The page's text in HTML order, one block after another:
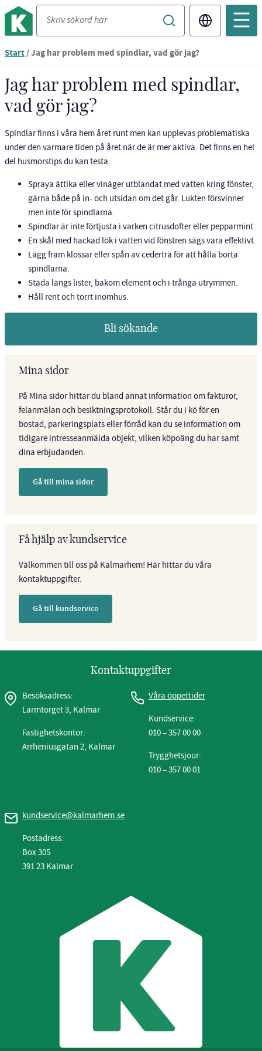
Translate
Du
nu
vid
innehållet
Start/Jag har problem med spindlar, vad gör jag?
Jag har problem med spindlar,
vad gör jag?
Spindlar finns i våra hem året runt men kan upplevas problematiska
under den varmare tiden på året när de är mer aktiva. Det finns en hel
del husmorstips du kan testa.
Spraya ättika eller vinäger utblandat med vatten kring fönster,
gärna både på in- och utsidan om det går. Lukten försvinner
men inte för spindlarna.
Spindlar är inte förtjusta i varken citrusdofter eller pepparmint.
En skål med hackad lök i vatten vid fönstren sägs vara effektivt.
Lägg fram klossar eller spån av cederträ för att hålla borta
spindlarna.
Städa längs lister, bakom element och i trånga utrymmen.
Håll rent och torrt inomhus.
Bli sökande
Mina sidor
På Mina sidor hittar du bland annat information om fakturor,
felanmälan och besiktningsprotokoll. Står du i kö för en
bostad, parkeringsplats eller förråd kan du se information om
tidigare intresseanmälda objekt, vilken köpoäng du har samt
dina erbjudanden.
Gå till mina sidor
Få hjälp av kundservice
Välkommen till oss på Kalmarhem! Här hittar du våra
kontaktuppgifter.
Gå till kundservice
Kontaktuppgifter
Besöksadress:
Larmtorget 3, Kalmar
Fastighetskontor:
Arrheniusgatan 2, Kalmar
Våra öppettider
Kundservice:
010 – 357 00 00
Trygghetsjour:
010 – 357 00 01
kundservice@kalmarhem.se
Postadress:
Box 305
391 23 Kalmar